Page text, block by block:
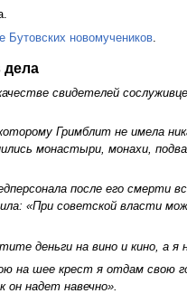
Бутовских новомучеников.
дела
свидетелей
Гримблит не имела
монастыри, монахи,
после его смерти
«При советской власти
деньги на вино и кино, а я
на шее крест я отдам свою
надет навечно».